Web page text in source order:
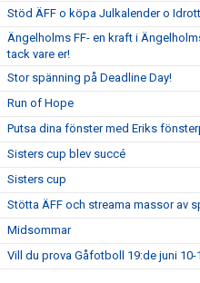
Stöd ÄFF o köpa Julkalender o
Ängelholms FF- en kraft i
tack vare er!
Stor spänning på Deadline Day!
Run of Hope
Putsa dina fönster med Eriks
Sisters cup blev succé
Sisters cup
Stötta ÄFF och streama massor av
Midsommar
Vill du prova Gåfotboll 19:de juni 10-